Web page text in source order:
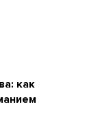
как